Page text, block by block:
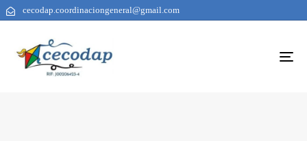
cecodap.coordinaciongeneral@gmail.com